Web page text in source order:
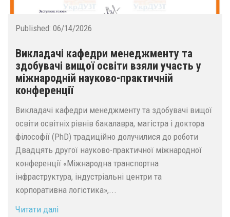
Published: 06/14/2026
Викладачі кафедри менеджменту та
здобувачі вищої освіти взяли участь у
міжнародній науково-практичній
конференції
Викладачі кафедри менеджменту та здобувачі вищої
освіти освітніх рівнів бакалавра, магістра і доктора
філософії (PhD) традиційно долучилися до роботи
Двадцять другої науково-практичної міжнародної
конференції «Міжнародна транспортна
інфраструктура, індустріальні центри та
корпоративна логістика»,...
Читати далі